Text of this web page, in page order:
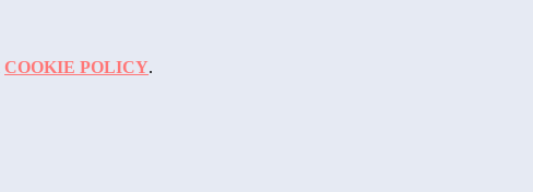
COOKIE POLICY.